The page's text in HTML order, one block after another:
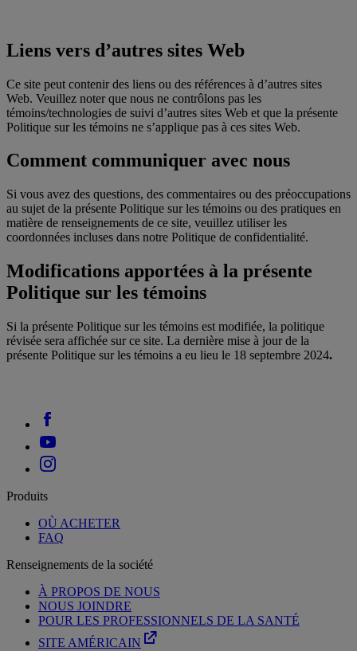
Liens vers d’autres sites Web
Ce site peut contenir des liens ou des références à d’autres sites
Web. Veuillez noter que nous ne contrôlons pas les
témoins/technologies de suivi d’autres sites Web et que la présente
Politique sur les témoins ne s’applique pas à ces sites Web.
Comment communiquer avec nous
Si vous avez des questions, des commentaires ou des préoccupations
au sujet de la présente Politique sur les témoins ou des pratiques en
matière de renseignements de ce site, veuillez utiliser les
coordonnées incluses dans notre Politique de confidentialité.
Modifications apportées à la présente
Politique sur les témoins
Si la présente Politique sur les témoins est modifiée, la politique
révisée sera affichée sur ce site. La dernière mise à jour de la
présente Politique sur les témoins a eu lieu le 18 septembre 2024.
Produits
OÙ ACHETER
FAQ
Renseignements de la société
À PROPOS DE NOUS
NOUS JOINDRE
POUR LES PROFESSIONNELS DE LA SANTÉ
SITE AMÉRICAIN